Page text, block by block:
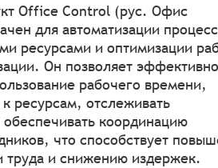
Office Control (рус. Офис
для автоматизации
ресурсами и оптимизации
Он позволяет эффективно
рабочего времени,
ресурсам, отслеживать
координацию
что способствует
труда и снижению издержек.